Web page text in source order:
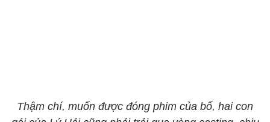
Thậm chí, muốn được đóng phim của bố, hai con